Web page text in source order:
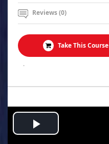
Reviews (0)
Take This Course
.
Play